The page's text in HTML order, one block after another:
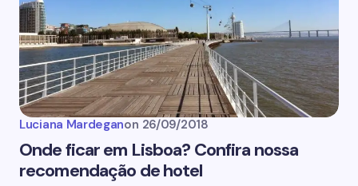
Luciana Mardeganon 26/09/2018
Onde ficar em Lisboa? Confira nossa
recomendação de hotel